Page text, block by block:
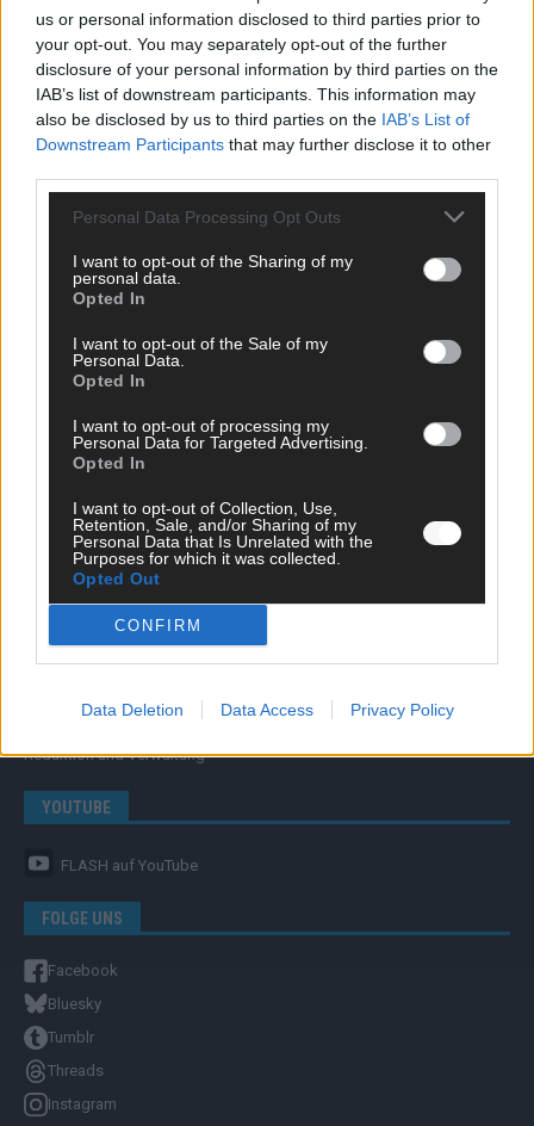
us or personal information disclosed to third parties prior to
your opt-out. You may separately opt-out of the further
disclosure of your personal information by third parties on the
IAB’s list of downstream participants. This information may
also be disclosed by us to third parties on the IAB’s List of
Downstream Participants that may further disclose it to other
Personal Data Processing Opt Outs
I want to opt-out of the Sharing of my
personal data.
Opted In
I want to opt-out of the Sale of my
Personal Data.
Opted In
I want to opt-out of processing my
Personal Data for Targeted Advertising.
Opted In
I want to opt-out of Collection, Use,
Retention, Sale, and/or Sharing of my
Personal Data that Is Unrelated with the
Purposes for which it was collected.
Opted Out
CONFIRM
Data Deletion Data Access Privacy Policy
SCHNELL ZUM RESSORT
Nachrichten
Wirtschaft
Ratgeber
Wissen
Kommentar
Streams & Storys
FLASH – DAS VIDEOPORTAL
Unternehmensporträt
Redaktion und Verwaltung
YOUTUBE
FLASH auf YouTube
FOLGE UNS
Facebook
Bluesky
Tumblr
Threads
Instagram